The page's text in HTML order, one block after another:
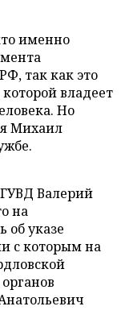
именно
так как это
владеет
Но
Михаил
ГУВД Валерий
на
об указе
с которым на